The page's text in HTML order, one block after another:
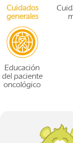
Cuidados
generales
Educación
del paciente
oncológico